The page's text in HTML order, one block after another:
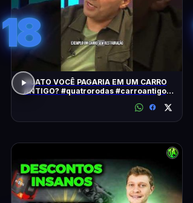
18
QUATO VOCÊ PAGARIA EM UM CARRO
ANTIGO? #quatrorodas #carroantigo